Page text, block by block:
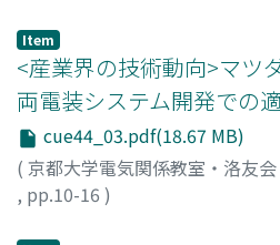
Item
<産業界の技術動向>マツ
両電装システム開発での
cue44_03.pdf(18.67 MB)
( 京都大学電気関係教室・洛友会
, pp.10-16 )